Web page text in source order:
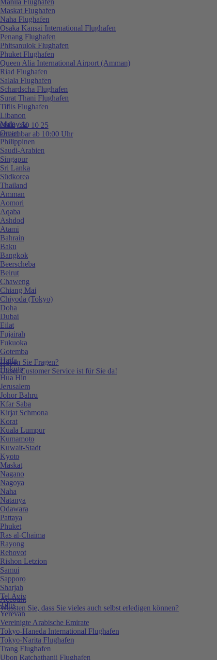
0800 / 50 10 25
erreichbar ab 10:00 Uhr
Haben Sie Fragen?
Unser Customer Service ist für Sie da!
Account
Wussten Sie, dass Sie vieles auch selbst erledigen können?
Maskat Flughafen
Naha Flughafen
Osaka Kansai International Flughafen
Penang Flughafen
Phitsanulok Flughafen
Phuket Flughafen
Queen Alia International Airport (Amman)
Riad Flughafen
Salala Flughafen
Schardscha Flughafen
Surat Thani Flughafen
Tiflis Flughafen
Libanon
Malaysia
Oman
Philippinen
Saudi-Arabien
Singapur
Sri Lanka
Südkorea
Thailand
Amman
Aomori
Aqaba
Ashdod
Atami
Bahrain
Baku
Bangkok
Beerscheba
Beirut
Chaweng
Chiang Mai
Chiyoda (Tokyo)
Doha
Dubai
Eilat
Fujairah
Fukuoka
Gotemba
Haifa
Hokuto
Hua Hin
Jerusalem
Johor Bahru
Kfar Saba
Kirjat Schmona
Korat
Kuala Lumpur
Kumamoto
Kuwait-Stadt
Kyoto
Maskat
Nagano
Nagoya
Naha
Natanya
Odawara
Pattaya
Phuket
Ras al-Chaima
Rayong
Rehovot
Rishon Letzion
Samui
Sapporo
Sharjah
Tel Aviv
Tiflis
Yerevan
Vereinigte Arabische Emirate
Tokyo-Haneda International Flughafen
Tokyo-Narita Flughafen
Trang Flughafen
Ubon Ratchathanii Flughafen